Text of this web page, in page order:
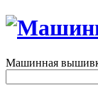
Машинная